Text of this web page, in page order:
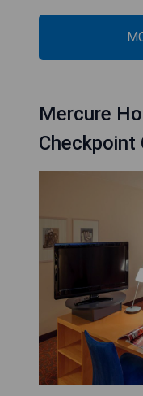
Mercure
Checkpoint